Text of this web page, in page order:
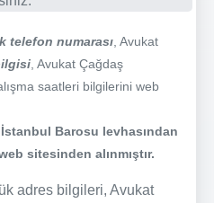
telefon numarası , Avukat
, Avukat Çağdaş
saatleri bilgilerini web
İstanbul Barosu levhasından
sitesinden alınmıştır.
adres bilgileri, Avukat